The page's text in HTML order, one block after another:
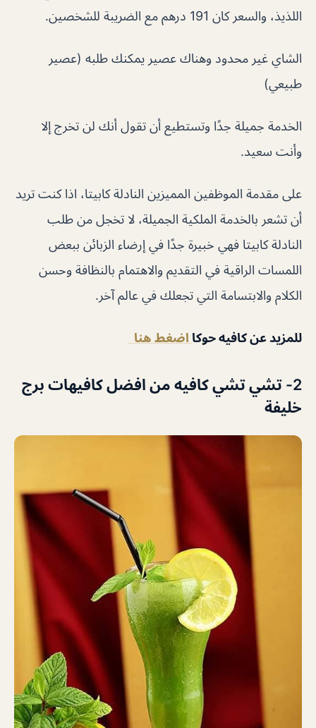
اللذيذ، والسعر كان 191 درهم مع الضريبة للشخصين.
الشاي غير محدود وهناك عصير يمكنك طلبه (عصير
طبيعي)
الخدمة جميلة جدًا وتستطيع أن تقول أنك لن تخرج إلا
وأنت سعيد.
على مقدمة الموظفين المميزين النادلة كابيتا، اذا كنت تريد
أن تشعر بالخدمة الملكية الجميلة، لا تخجل من طلب
النادلة كابيتا فهي خبيرة جدًا في إرضاء الزبائن ببعض
اللمسات الراقية في التقديم والاهتمام بالنظافة وحسن
الكلام والابتسامة التي تجعلك في عالم آخر.
للمزيد عن كافيه حوكا اضغط هنا
2- تشي تشي كافيه من افضل كافيهات برج
خليفة